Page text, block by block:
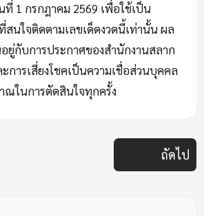
ที่ 1 กรกฎาคม 2569 เพื่อใช้เป็น
นใจติดตามเลขเด็ดงวดนี้เท่านั้น ผล
ยู่กับการประกาศของสำนักงานสลาก
การเสี่ยงโชคเป็นความเชื่อส่วนบุคคล
ณในการตัดสินใจทุกครั้ง
ถัดไป